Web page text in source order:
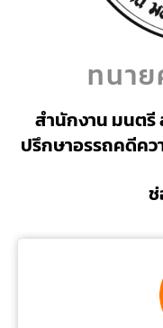
ทนาย
สำนักงาน มนตรี
ปรึกษาอรรถคดีคว